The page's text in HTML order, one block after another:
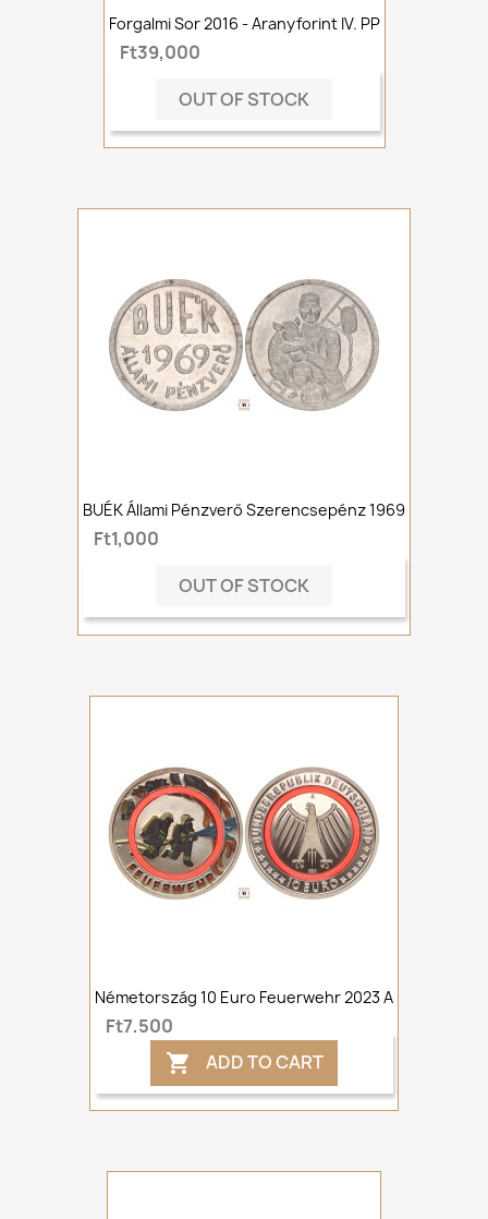
Forgalmi Sor 2016 - Aranyforint IV. PP
Ft39,000
OUT OF STOCK
BUÉK Állami Pénzverő Szerencsepénz 1969
Ft1,000
OUT OF STOCK
Németország 10 Euro Feuerwehr 2023 A
Ft7,500
 ADD TO CART